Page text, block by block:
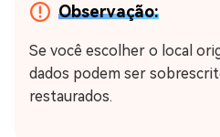
Observação:
Se você escolher o local
dados podem ser
restaurados.